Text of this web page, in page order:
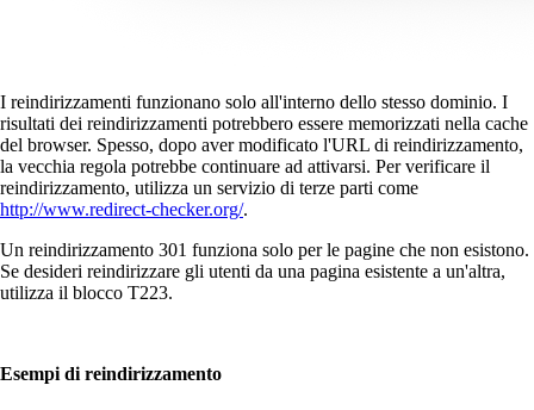
I reindirizzamenti funzionano solo all'interno dello stesso dominio. I
risultati dei reindirizzamenti potrebbero essere memorizzati nella cache
del browser. Spesso, dopo aver modificato l'URL di reindirizzamento,
la vecchia regola potrebbe continuare ad attivarsi. Per verificare il
reindirizzamento, utilizza un servizio di terze parti come
http://www.redirect-checker.org/.
Un reindirizzamento 301 funziona solo per le pagine che non esistono.
Se desideri reindirizzare gli utenti da una pagina esistente a un'altra,
utilizza il blocco T223.
Esempi di reindirizzamento